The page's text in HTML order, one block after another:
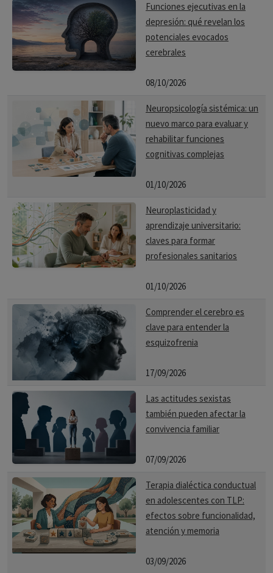
Funciones ejecutivas en la
depresión: qué revelan los
potenciales evocados
cerebrales
08/10/2026
Neuropsicología sistémica: un
nuevo marco para evaluar y
rehabilitar funciones
cognitivas complejas
01/10/2026
Neuroplasticidad y
aprendizaje universitario:
claves para formar
profesionales sanitarios
01/10/2026
Comprender el cerebro es
clave para entender la
esquizofrenia
17/09/2026
Las actitudes sexistas
también pueden afectar la
convivencia familiar
07/09/2026
Terapia dialéctica conductual
en adolescentes con TLP:
efectos sobre funcionalidad,
atención y memoria
03/09/2026